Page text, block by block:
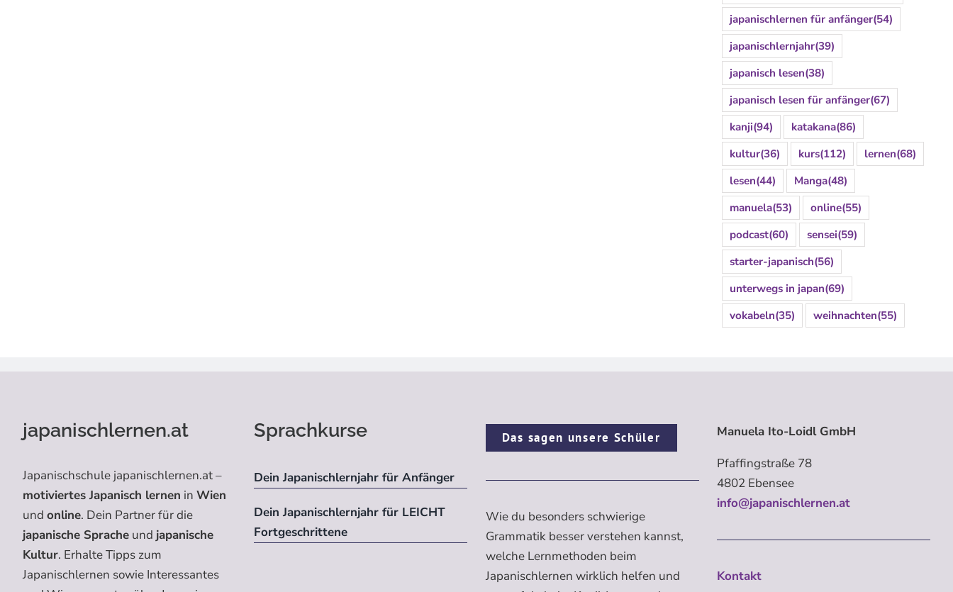
japanischlernen für anfänger(54)
japanischlernjahr(39)
japanisch lesen(38)
japanisch lesen für anfänger(67)
kanji(94) katakana(86)
kultur(36) kurs(112) lernen(68)
lesen(44) Manga(48)
manuela(53) online(55)
podcast(60) sensei(59)
starter-japanisch(56)
unterwegs in japan(69)
vokabeln(35) weihnachten(55)
japanischlernen.at
Japanischschule japanischlernen.at –
motiviertes Japanisch lernen in Wien
und online. Dein Partner für die
japanische Spracheund japanische
Kultur. Erhalte Tipps zum
Japanischlernen sowie Interessantes
Sprachkurse
Dein Japanischlernjahr für Anfänger
Dein Japanischlernjahr für LEICHT
Fortgeschrittene
Das sagen unsere Schüler
Wie du besonders schwierige
Grammatik besser verstehen kannst,
welche Lernmethoden beim
Japanischlernen wirklich helfen und
Manuela Ito-Loidl GmbH
Pfaffingstraße 78
4802 Ebensee
info@japanischlernen.at
Kontakt